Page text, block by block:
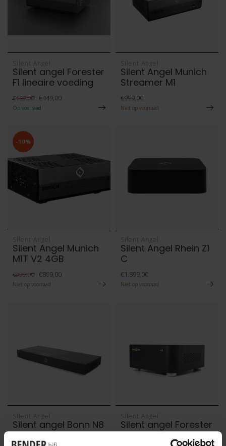
Silent Angel
Silent angel Forester
F1 lineaire voeding
€469,00 €449,00
Op voorraad
Silent Angel
Silent Angel Munich
Streamer M1
€999,00
Niet op voorraad
-10%
Silent Angel
Silent Angel Munich
M1T V2 4GB
€999,00 €899,00
Niet op voorraad
Silent Angel
Silent Angel Rhein Z1
C
€1.899,00
Niet op voorraad
Silent Angel
Silent angel Bonn N8
PRO
Silent Angel
Silent angel Forester
F2